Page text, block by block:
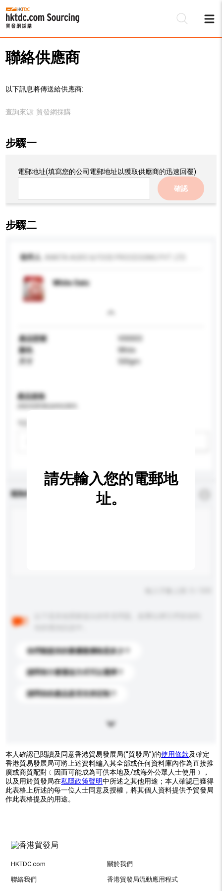
聯絡供應商
以下訊息將傳送給供應商:
查詢來源: 貿發網採購
步驟一
電郵地址(填寫您的公司電郵地址以獲取供應商的迅速回覆)
確認
步驟二
收件人
White Oats
產品型號
V00003
顏色
White
500gm
產品規格
查詢內容
你們能提供的最優惠價格是多少？
請問有什麼運送方式可以選擇？
請問你的產品是否支持定制？
請先輸入您的電郵地
址。
本人確認已閱讀及同意香港貿易發展局(“貿發局”)的使用條款及確定
香港貿易發展局可將上述資料編入其全部或任何資料庫內作為直接推
廣或商貿配對﹝因而可能成為可供本地及/或海外公眾人士使用﹞，
以及用於貿發局在私隱政策聲明中所述之其他用途；本人確認已獲得
此表格上所述的每一位人士同意及授權，將其個人資料提供予貿發局
作此表格提及的用途。
HKTDC.com 關於我們
聯絡我們 香港貿發局流動應用程式